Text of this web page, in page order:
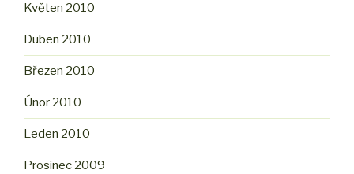
Květen 2010
Duben 2010
Březen 2010
Únor 2010
Leden 2010
Prosinec 2009